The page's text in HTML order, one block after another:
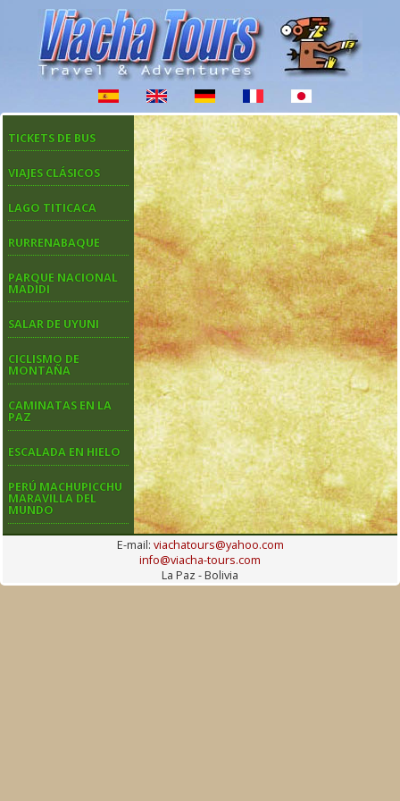
TICKETS DE BUS
VIAJES CLÁSICOS
LAGO TITICACA
RURRENABAQUE
PARQUE NACIONAL
MADIDI
SALAR DE UYUNI
CICLISMO DE
MONTAÑA
CAMINATAS EN LA
PAZ
ESCALADA EN HIELO
PERÚ MACHUPICCHU
MARAVILLA DEL
MUNDO
E-mail: viachatours@yahoo.com
info@viacha-tours.com
La Paz - Bolivia